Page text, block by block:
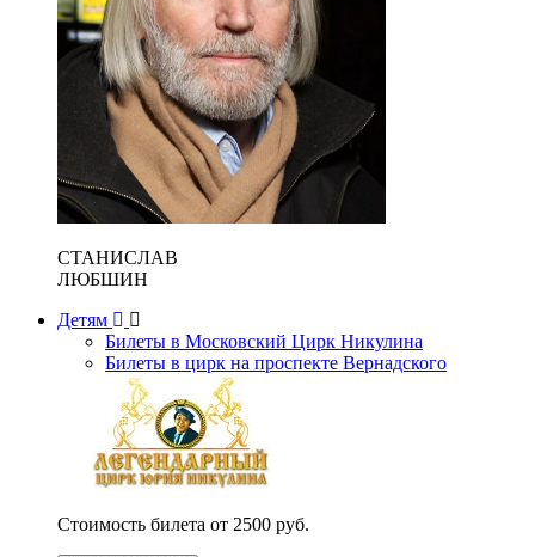
СТАНИСЛАВ
ЛЮБШИН
Детям
Билеты в Московский Цирк Никулина
Билеты в цирк на проспекте Вернадского
Стоимость билета от 2500 руб.